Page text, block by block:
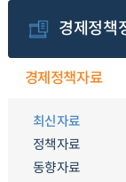
경제정책
경제정책자료
최신자료
정책자료
동향자료